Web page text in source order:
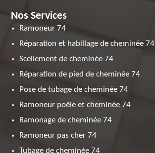
Nos Services
Ramoneur 74
Réparation et habillage de cheminée 74
Scellement de cheminée 74
Réparation de pied de cheminée 74
Pose de tubage de cheminée 74
Ramoneur poêle et cheminée 74
Ramonage de cheminée 74
Ramoneur pas cher 74
Tubage de cheminée 74